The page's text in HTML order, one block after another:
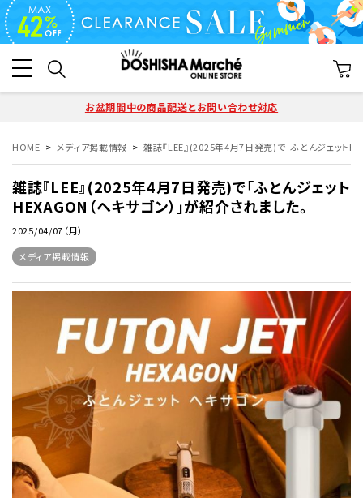
お盆期間中の商品配送とお問い合わせ対応
HOME メディア掲載情報 雑誌『LEE』(2025年4月7日発売)で「ふとんジェット
雑誌『LEE』(2025年4月7日発売)で「ふとんジェット
HEXAGON（ヘキサゴン）」が紹介されました。
2025/04/07（月）
メディア掲載情報